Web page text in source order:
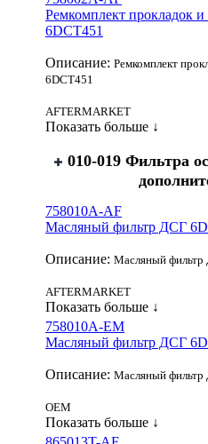
Ремкомплект прокладок
6DCT451
Описание: Ремкомплект
6DCT451
AFTERMARKET
Показать больше ↓
010-019 Фильтра
758010A-AF
Масляный фильтр ДСГ
Описание: Масляный
AFTERMARKET
Показать больше ↓
758010A-EM
Масляный фильтр ДСГ
Описание: Масляный
OEM
Показать больше ↓